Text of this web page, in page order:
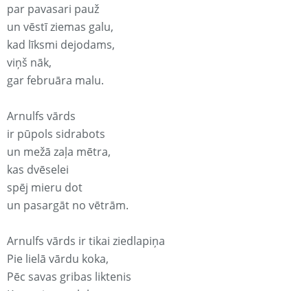
par pavasari pauž
un vēstī ziemas galu,
kad līksmi dejodams,
viņš nāk,
gar februāra malu.
Arnulfs vārds
ir pūpols sidrabots
un mežā zaļa mētra,
kas dvēselei
spēj mieru dot
un pasargāt no vētrām.
Arnulfs vārds ir tikai ziedlapiņa
Pie lielā vārdu koka,
Pēc savas gribas liktenis